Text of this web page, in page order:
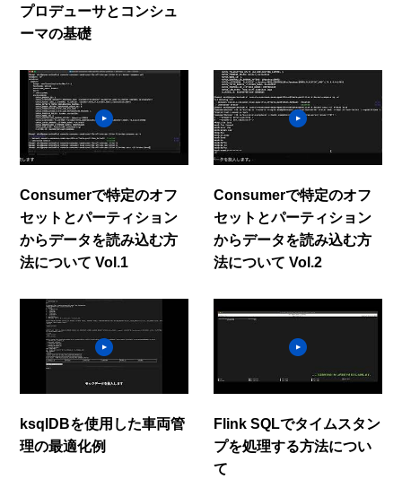
プロデューサとコンシュ
ーマの基礎
Consumerで特定のオフ
セットとパーティション
からデータを読み込む方
法について Vol.1
Consumerで特定のオフ
セットとパーティション
からデータを読み込む方
法について Vol.2
ksqlDBを使用した車両管
理の最適化例
Flink SQLでタイムスタン
プを処理する方法につい
て